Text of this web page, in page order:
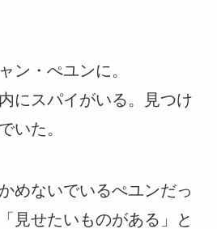
ン・ぺユンに。
にスパイがいる。見つけ
いた。
めないでいるぺユンだっ
見せたいものがある」と